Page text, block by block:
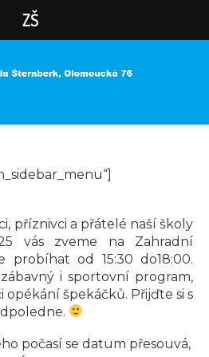
příznivci a přátelé naší školy
vás zveme na Zahradní
probíhat od 15:30 do18:00.
i sportovní program,
opékání špekáčků. Přijďte si s
počasí se datum přesouvá,
ZŠ